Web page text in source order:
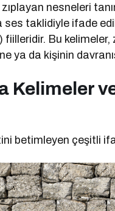
nesneleri
taklidiyle ifade
ya da kişinin
Kelimeler
betimleyen çeşitli